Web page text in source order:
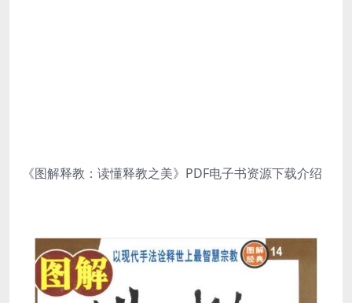
《图解释教：读懂释教之美》PDF电子书资源下载介绍